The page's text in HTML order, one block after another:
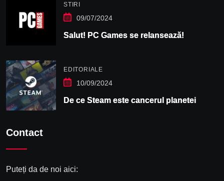
STIRI
09/07/2024
Salut! PC Games se relansează!
EDITORIALE
10/09/2024
De ce Steam este cancerul planetei
Contact
Puteți da de noi aici: